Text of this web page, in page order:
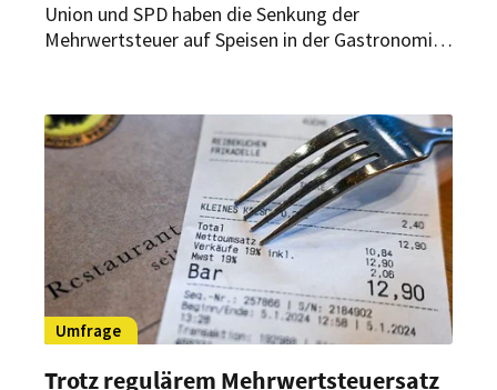
Union und SPD haben die Senkung der
Mehrwertsteuer auf Speisen in der Gastronomie
als wichtiges und Mut machendes Signal.
Restaurantgäste scheinen jedoch skeptisch zu
sein, wie eine aktuelle Umfrage nun zeigt.
Umfrage
Trotz regulärem Mehrwertsteuersatz